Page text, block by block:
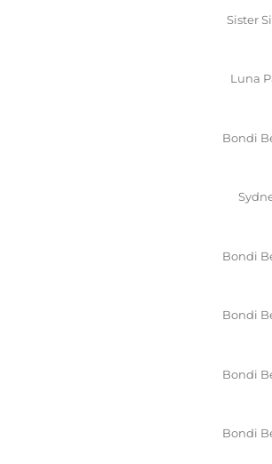
Sister
Luna
Bondi
Bondi
Bondi
Bondi
Bondi